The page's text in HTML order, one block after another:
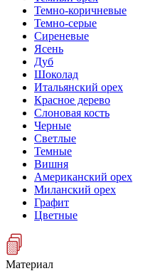
Темно-коричневые
Темно-серые
Сиреневые
Ясень
Дуб
Шоколад
Итальянский орех
Красное дерево
Слоновая кость
Черные
Светлые
Темные
Вишня
Американский орех
Миланский орех
Графит
Цветные
Материал